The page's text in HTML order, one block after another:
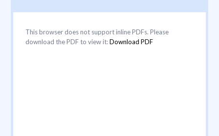
This browser does not support inline PDFs. Please
download the PDF to view it:Download PDF